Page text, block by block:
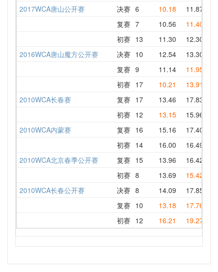
2017WCA唐山公开赛 决赛 6 10.18 11.87
复赛 7 10.56 11.40
初赛 13 11.30 12.30
2016WCA唐山魔方公开赛 决赛 10 12.54 13.30
复赛 9 11.14 11.95
初赛 17 10.21 13.91
2010WCA长春赛 复赛 17 13.46 17.83
初赛 12 13.15 15.96
2010WCA内蒙赛 复赛 16 15.16 17.40
初赛 14 16.00 16.49
2010WCA北京春季公开赛 复赛 15 13.96 16.42
初赛 8 13.69 15.42
2010WCA长春公开赛 决赛 8 14.09 17.85
复赛 10 13.18 17.76
初赛 12 16.21 19.27